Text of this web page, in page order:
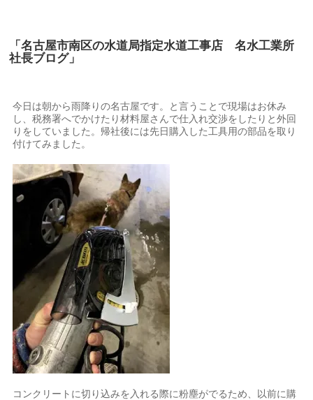
「名古屋市南区の水道局指定水道工事店 名水工業所
社長ブログ」
今日は朝から雨降りの名古屋です。と言うことで現場はお休み
し、税務署へでかけたり材料屋さんで仕入れ交渉をしたりと外回
りをしていました。帰社後には先日購入した工具用の部品を取り
付けてみました。
コンクリートに切り込みを入れる際に粉塵がでるため、以前に購